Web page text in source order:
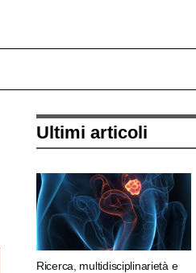
Ultimi articoli
Ricerca, multidisciplinarietà e